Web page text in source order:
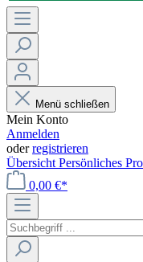
Menü schließen
Mein Konto
Anmelden
oderregistrieren
Übersicht Persönliches
0,00 €*